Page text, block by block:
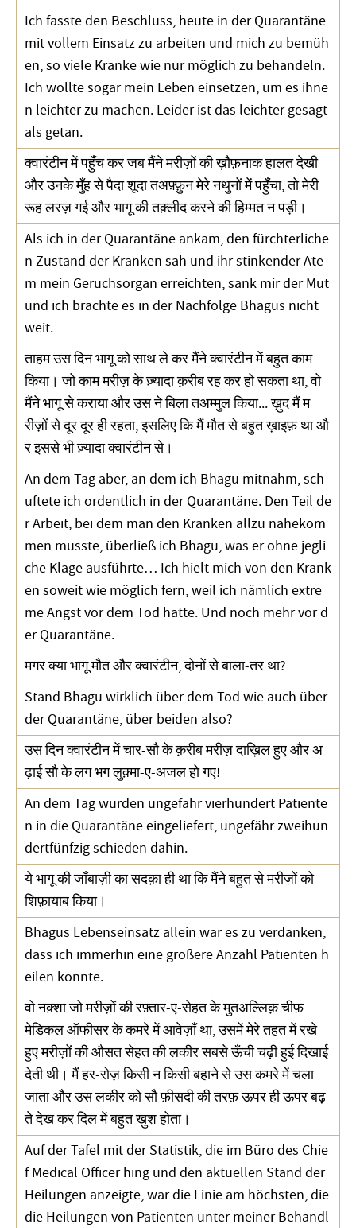
Ich fasste den Beschluss, heute in der Quarantäne
mit vollem Einsatz zu arbeiten und mich zu bemüh
en, so viele Kranke wie nur möglich zu behandeln.
Ich wollte sogar mein Leben einsetzen, um es ihne
n leichter zu machen. Leider ist das leichter gesagt
als getan.
क्वारंटीन में पहुँच कर जब मैंने मरीज़ों की ख़ौफ़नाक हालत देखी
और उनके मुँह से पैदा शूदा तअफ़्फ़ुन मेरे नथुनों में पहुँचा, तो मेरी
रूह लरज़ गई और भागू की तक़्लीद करने की हिम्मत न पड़ी।
Als ich in der Quarantäne ankam, den fürchterliche
n Zustand der Kranken sah und ihr stinkender Ate
m mein Geruchsorgan erreichten, sank mir der Mut
und ich brachte es in der Nachfolge Bhagus nicht
weit.
ताहम उस दिन भागू को साथ ले कर मैंने क्वारंटीन में बहुत काम
किया। जो काम मरीज़ के ज़्यादा क़रीब रह कर हो सकता था, वो
मैंने भागू से कराया और उस ने बिला तअम्मुल किया... ख़ुद मैं म
रीज़ों से दूर दूर ही रहता, इसलिए कि मैं मौत से बहुत ख़ाइफ़ था औ
र इससे भी ज़्यादा क्वारंटीन से।
An dem Tag aber, an dem ich Bhagu mitnahm, sch
uftete ich ordentlich in der Quarantäne. Den Teil de
r Arbeit, bei dem man den Kranken allzu nahekom
men musste, überließ ich Bhagu, was er ohne jegli
che Klage ausführte… Ich hielt mich von den Krank
en soweit wie möglich fern, weil ich nämlich extre
me Angst vor dem Tod hatte. Und noch mehr vor d
er Quarantäne.
मगर क्या भागू मौत और क्वारंटीन, दोनों से बाला-तर था?
Stand Bhagu wirklich über dem Tod wie auch über
der Quarantäne, über beiden also?
उस दिन क्वारंटीन में चार-सौ के क़रीब मरीज़ दाख़िल हुए और अ
ढ़ाई सौ के लग भग लुक़्मा-ए-अजल हो गए!
An dem Tag wurden ungefähr vierhundert Patiente
n in die Quarantäne eingeliefert, ungefähr zweihun
dertfünfzig schieden dahin.
ये भागू की जाँबाज़ी का सदक़ा ही था कि मैंने बहुत से मरीज़ों को
शिफ़ायाब किया।
Bhagus Lebenseinsatz allein war es zu verdanken,
dass ich immerhin eine größere Anzahl Patienten h
eilen konnte.
वो नक़्शा जो मरीज़ों की रफ़्तार-ए-सेहत के मुतअल्लिक़ चीफ़
मेडिकल ऑफीसर के कमरे में आवेज़ाँ था, उसमें मेरे तहत में रखे
हुए मरीज़ों की औसत सेहत की लकीर सबसे ऊँची चढ़ी हुई दिखाई
देती थी। मैं हर-रोज़ किसी न किसी बहाने से उस कमरे में चला
जाता और उस लकीर को सौ फ़ीसदी की तरफ़ ऊपर ही ऊपर बढ़
ते देख कर दिल में बहुत ख़ुश होता।
Auf der Tafel mit der Statistik, die im Büro des Chie
f Medical Officer hing und den aktuellen Stand der
Heilungen anzeigte, war die Linie am höchsten, die
die Heilungen von Patienten unter meiner Behandl